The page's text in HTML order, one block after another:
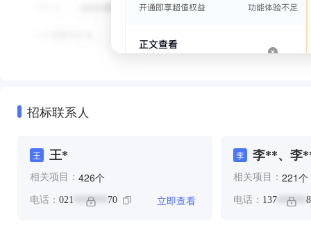
招标联系人
王 王*
相关项目： 426个
电话： 021 ******* 70 立即查看
李 李**、李
相关项目： 221个
电话： 137 ******